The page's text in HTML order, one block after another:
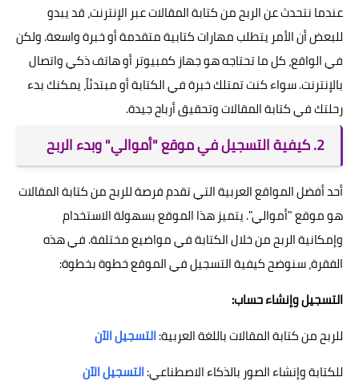
عندما نتحدث عن الربح من كتابة المقالات عبر الإنترنت، قد يبدو
للبعض أن الأمر يتطلب مهارات كتابية متقدمة أو خبرة واسعة. ولكن
في الواقع، كل ما تحتاجه هو جهاز كمبيوتر أو هاتف ذكي واتصال
بالإنترنت. سواء كنت تمتلك خبرة في الكتابة أو مبتدئاً، يمكنك بدء
رحلتك في كتابة المقالات وتحقيق أرباح جيدة.
2. كيفية التسجيل في موقع "أموالي" وبدء الربح
أحد أفضل المواقع العربية التي تقدم فرصة للربح من كتابة المقالات
هو موقع "أموالي". يتميز هذا الموقع بسهولة الاستخدام
وإمكانية الربح من خلال الكتابة في مواضيع مختلفة. في هذه
الفقرة، سنوضح كيفية التسجيل في الموقع خطوة بخطوة:
التسجيل وإنشاء حساب:
للربح من كتابة المقالات باللغة العربية:التسجيل الآن
للكتابة وإنشاء الصور بالذكاء الاصطناعي:التسجيل الآن